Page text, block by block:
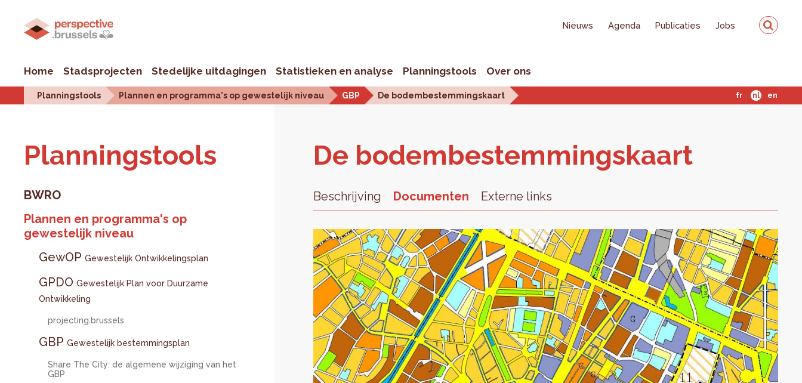
Nieuws Agenda Publicaties Jobs
Home Stadsprojecten Stedelijke uitdagingen Statistieken en analyse Planningstools Over ons
Planningstools Plannen en programma's op gewestelijk niveau GBP De bodembestemmingskaart fr nl en
Plan­ningstools
BWRO
Plannen en programma's op
gewestelijk niveau
GewOP Gewestelijk Ontwikkelingsplan
GPDO Gewestelijk Plan voor Duurzame
Ontwikkeling
projecting.brussels
GBP Gewestelijk bestemmingsplan
Share The City: de algemene wijziging van het
GBP
De bo­dem­be­stem­mings­kaart
Beschrijving Documenten Externe links